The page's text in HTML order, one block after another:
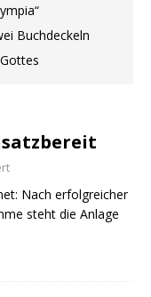
Nach erfolgreicher
steht die Anlage